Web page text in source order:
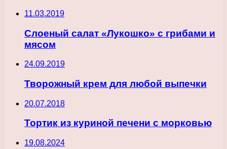
11.03.2019
Слоеный салат «Лукошко» с грибами и
мясом
24.09.2019
Творожный крем для любой выпечки
20.07.2018
Тортик из куриной печени с морковью
19.08.2024